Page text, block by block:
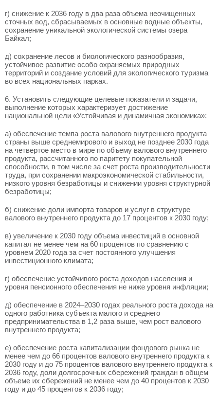
г) снижение к 2036 году в два раза объема неочищенных
сточных вод, сбрасываемых в основные водные объекты,
сохранение уникальной экологической системы озера
Байкал;
д) сохранение лесов и биологического разнообразия,
устойчивое развитие особо охраняемых природных
территорий и создание условий для экологического туризма
во всех национальных парках.
6. Установить следующие целевые показатели и задачи,
выполнение которых характеризует достижение
национальной цели «Устойчивая и динамичная экономика»:
а) обеспечение темпа роста валового внутреннего продукта
страны выше среднемирового и выход не позднее 2030 года
на четвертое место в мире по объему валового внутреннего
продукта, рассчитанного по паритету покупательной
способности, в том числе за счет роста производительности
труда, при сохранении макроэкономической стабильности,
низкого уровня безработицы и снижении уровня структурной
безработицы;
б) снижение доли импорта товаров и услуг в структуре
валового внутреннего продукта до 17 процентов к 2030 году;
в) увеличение к 2030 году объема инвестиций в основной
капитал не менее чем на 60 процентов по сравнению с
уровнем 2020 года за счет постоянного улучшения
инвестиционного климата;
г) обеспечение устойчивого роста доходов населения и
уровня пенсионного обеспечения не ниже уровня инфляции;
д) обеспечение в 2024–2030 годах реального роста дохода на
одного работника субъекта малого и среднего
предпринимательства в 1,2 раза выше, чем рост валового
внутреннего продукта;
е) обеспечение роста капитализации фондового рынка не
менее чем до 66 процентов валового внутреннего продукта к
2030 году и до 75 процентов валового внутреннего продукта к
2036 году, доли долгосрочных сбережений граждан в общем
объеме их сбережений не менее чем до 40 процентов к 2030
году и до 45 процентов к 2036 году;